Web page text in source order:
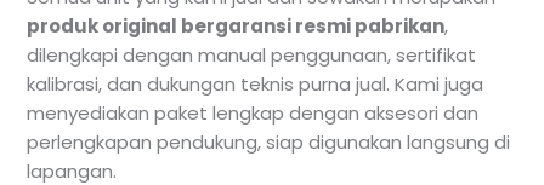
produk original bergaransi resmi pabrikan,
dilengkapi dengan manual penggunaan, sertifikat
kalibrasi, dan dukungan teknis purna jual. Kami juga
menyediakan paket lengkap dengan aksesori dan
perlengkapan pendukung, siap digunakan langsung di
lapangan.